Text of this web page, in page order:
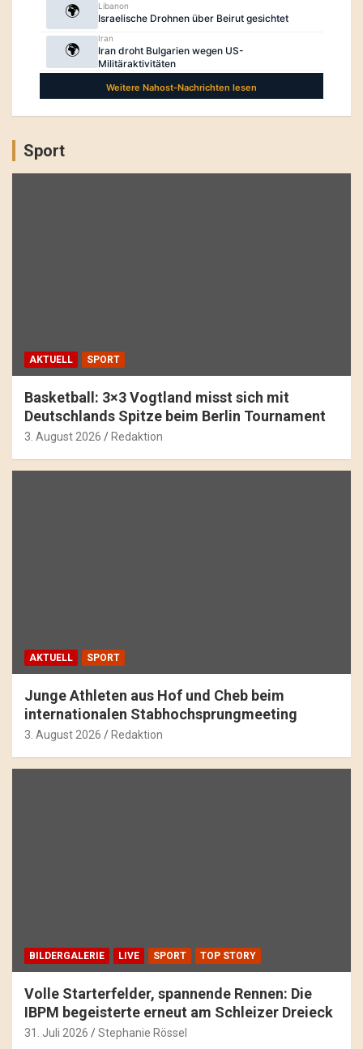
Sport
AKTUELL SPORT
Basketball: 3×3 Vogtland misst sich mit
Deutschlands Spitze beim Berlin Tournament
3. August 2026 Redaktion
AKTUELL SPORT
Junge Athleten aus Hof und Cheb beim
internationalen Stabhochsprungmeeting
3. August 2026 Redaktion
BILDERGALERIE LIVE SPORT TOP STORY
Volle Starterfelder, spannende Rennen: Die
IBPM begeisterte erneut am Schleizer Dreieck
31. Juli 2026 Stephanie Rössel